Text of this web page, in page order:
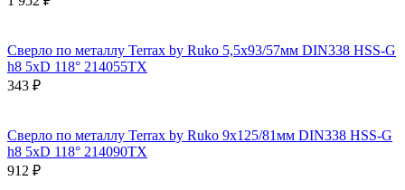
Сверло по металлу Terrax by Ruko 5,5x93/57мм DIN338 HSS-G
h8 5xD 118° 214055TX
343 ₽
Сверло по металлу Terrax by Ruko 9x125/81мм DIN338 HSS-G
h8 5xD 118° 214090TX
912 ₽